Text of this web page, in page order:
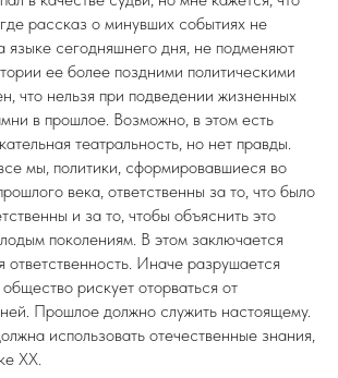
рассказ о минувших событиях не
языке сегодняшнего дня, не подменяют
ее более поздними политическими
что нельзя при подведении жизненных
в прошлое. Возможно, в этом есть
театральность, но нет правды.
мы, политики, сформировавшиеся во
века, ответственны за то, что было
и за то, чтобы объяснить это
поколениям. В этом заключается
ответственность. Иначе разрушается
рискует оторваться от
Прошлое должно служить настоящему.
использовать отечественные знания,
XX.